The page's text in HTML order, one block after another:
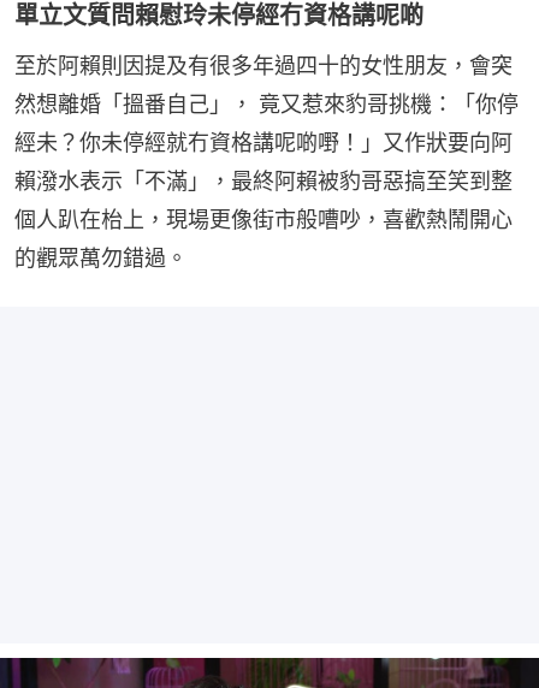
單立文質問賴慰玲未停經冇資格講呢啲
至於阿賴則因提及有很多年過四十的女性朋友，會突
然想離婚「搵番自己」， 竟又惹來豹哥挑機：「你停
經未？你未停經就冇資格講呢啲嘢！」又作狀要向阿
賴潑水表示「不滿」，最終阿賴被豹哥惡搞至笑到整
個人趴在枱上，現場更像街市般嘈吵，喜歡熱鬧開心
的觀眾萬勿錯過。